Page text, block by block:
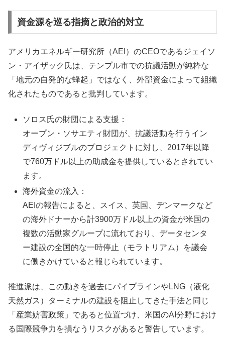
資金源を巡る指摘と政治的対立
アメリカエネルギー研究所（AEI）のCEOであるジェイソ
ン・アイザック氏は、テンプル市での抗議活動が純粋な
「地元の自発的な蜂起」ではなく、外部資金によって組織
化されたものであると批判しています。
ソロス氏の財団による支援：
オープン・ソサエティ財団が、抗議活動を行うイン
ディヴィジブルのプロジェクトに対し、2017年以降
で760万ドル以上の助成金を提供しているとされてい
ます。
海外資金の流入：
AEIの報告によると、スイス、英国、デンマークなど
の海外ドナーから計3900万ドル以上の資金が米国の
複数の活動家グループに流れており、データセンタ
ー建設の全国的な一時停止（モラトリアム）を議会
に働きかけていると報じられています。
推進派は、この動きを過去にパイプラインやLNG（液化
天然ガス）ターミナルの建設を阻止してきた手法と同じ
「産業妨害政策」であると位置づけ、米国のAI分野におけ
る国際競争力を損なうリスクがあると警告しています。